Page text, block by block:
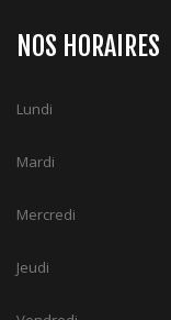
NOS HORAIRES
Lundi
Mardi
Mercredi
Jeudi